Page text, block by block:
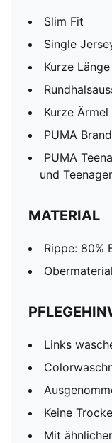
Slim Fit
Single
Kurze Länge
Kurze Ärmel
PUMA
PUMA
und
MATERIAL
Rippe: 80%
Links
Keine
Mit